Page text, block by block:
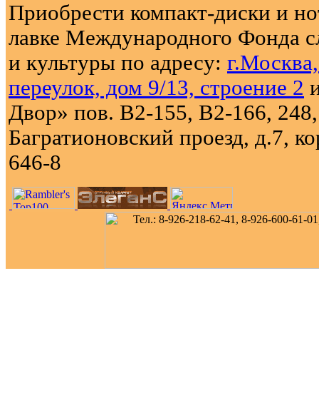
Приобрести компакт-диски и
лавке Международного Фонда
и культуры по адресу:
переулок, дом 9/13, строение 2
Двор» пов. В2-155, В2-166,
Багратионовский проезд, д.7,
646-8